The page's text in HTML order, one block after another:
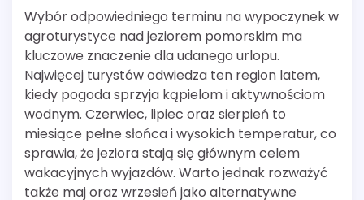
Wybór odpowiedniego terminu na wypoczynek w
agroturystyce nad jeziorem pomorskim ma
kluczowe znaczenie dla udanego urlopu.
Najwięcej turystów odwiedza ten region latem,
kiedy pogoda sprzyja kąpielom i aktywnościom
wodnym. Czerwiec, lipiec oraz sierpień to
miesiące pełne słońca i wysokich temperatur, co
sprawia, że jeziora stają się głównym celem
wakacyjnych wyjazdów. Warto jednak rozważyć
także maj oraz wrzesień jako alternatywne